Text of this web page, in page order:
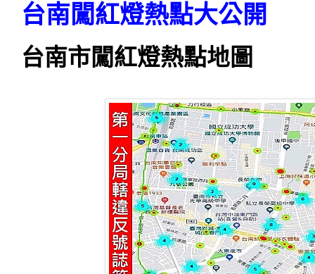
台南闖紅燈熱點大公開
台南市闖紅燈熱點地圖